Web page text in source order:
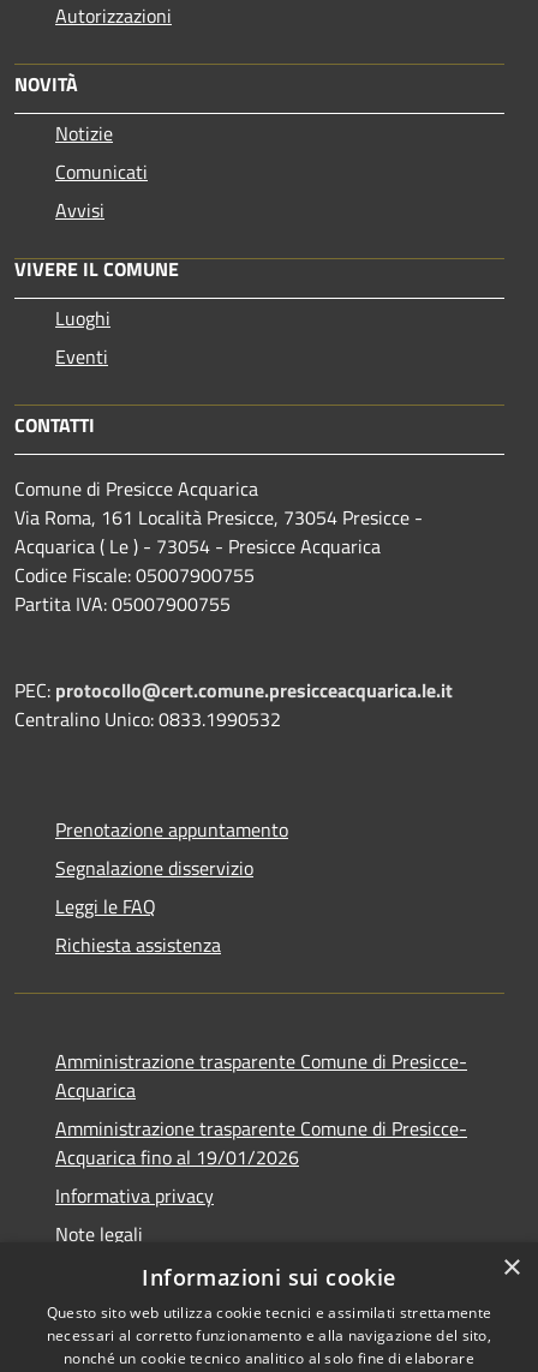
Autorizzazioni
NOVITÀ
Notizie
Comunicati
Avvisi
VIVERE IL COMUNE
Luoghi
Eventi
CONTATTI
Comune di Presicce Acquarica
Via Roma, 161 Località Presicce, 73054 Presicce -
Acquarica ( Le ) - 73054 - Presicce Acquarica
Codice Fiscale: 05007900755
Partita IVA: 05007900755
PEC: protocollo@cert.comune.presicceacquarica.le.it
Centralino Unico: 0833.1990532
Prenotazione appuntamento
Segnalazione disservizio
Leggi le FAQ
Richiesta assistenza
Amministrazione trasparente Comune di Presicce-
Acquarica
Amministrazione trasparente Comune di Presicce-
Acquarica fino al 19/01/2026
Informativa privacy
Note legali
Dichiarazione di accessibilità
×
Informazioni sui cookie
Questo sito web utilizza cookie tecnici e assimilati strettamente
necessari al corretto funzionamento e alla navigazione del sito,
nonché un cookie tecnico analitico al solo fine di elaborare